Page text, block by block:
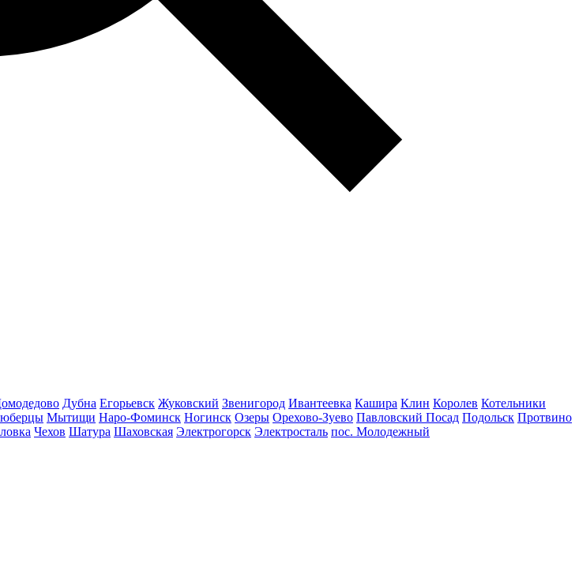
Дубна Егорьевск Жуковский Звенигород Ивантеевка Кашира Клин Королев Котельники
Мытищи Наро-Фоминск Ногинск Озеры Орехово-Зуево Павловский Посад Подольск Протвино
Чехов Шатура Шаховская Электрогорск Электросталь пос. Молодежный